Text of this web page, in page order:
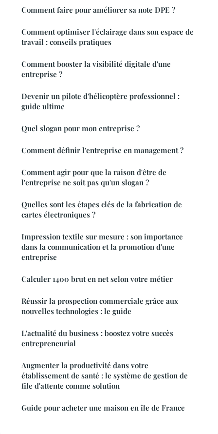
Comment faire pour améliorer sa note DPE ?
Comment optimiser l'éclairage dans son espace de
travail : conseils pratiques
Comment booster la visibilité digitale d'une
entreprise ?
Devenir un pilote d'hélicoptère professionnel :
guide ultime
Quel slogan pour mon entreprise ?
Comment définir l'entreprise en management ?
Comment agir pour que la raison d'être de
l'entreprise ne soit pas qu'un slogan ?
Quelles sont les étapes clés de la fabrication de
cartes électroniques ?
Impression textile sur mesure : son importance
dans la communication et la promotion d'une
entreprise
Calculer 1400 brut en net selon votre métier
Réussir la prospection commerciale grâce aux
nouvelles technologies : le guide
L'actualité du business : boostez votre succès
entrepreneurial
Augmenter la productivité dans votre
établissement de santé : le système de gestion de
file d'attente comme solution
Guide pour acheter une maison en île de France